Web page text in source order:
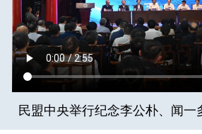
民盟中央举行纪念李公朴、闻一